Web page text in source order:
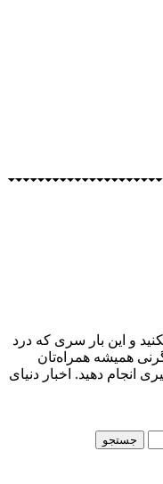
و این بار سری که درد
همیشه همراه‌تان
انجام دهید. اخبار دنیای